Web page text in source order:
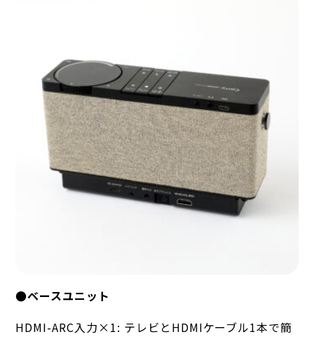
●ベースユニット
HDMI-ARC入力×1: テレビとHDMIケーブル1本で簡